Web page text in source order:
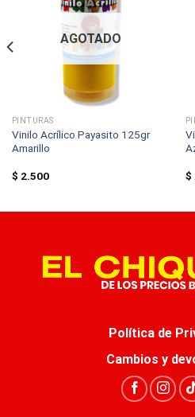
AGOTADO
PINTURAS
Vinilo Acrílico Payasito 125gr
Amarillo
$ 2.500 $
Política de
Cambios y